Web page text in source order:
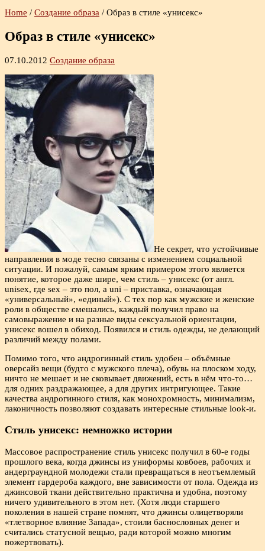
Home / Создание образа / Образ в стиле «унисекс»
Образ в стиле «унисекс»
07.10.2012 Создание образа
Не секрет, что устойчивые
направления в моде тесно связаны с изменением социальной
ситуации. И пожалуй, самым ярким примером этого является
понятие, которое даже шире, чем стиль – унисекс (от англ.
unisex, где sex – это пол, а uni – приставка, означающая
«универсальный», «единый»). С тех пор как мужские и женские
роли в обществе смешались, каждый получил право на
самовыражение и на разные виды сексуальной ориентации,
унисекс вошел в обиход. Появился и стиль одежды, не делающий
различий между полами.
Помимо того, что андрогинный стиль удобен – объёмные
оверсайз вещи (будто с мужского плеча), обувь на плоском ходу,
ничто не мешает и не сковывает движений, есть в нём что-то…
для одних раздражающее, а для других интригующее. Такие
качества андрогинного стиля, как монохромность, минимализм,
лаконичность позволяют создавать интересные стильные look-и.
Стиль унисекс: немножко истории
Массовое распространение стиль унисекс получил в 60-е годы
прошлого века, когда джинсы из униформы ковбоев, рабочих и
андерграундной молодежи стали превращаться в неотъемлемый
элемент гардероба каждого, вне зависимости от пола. Одежда из
джинсовой ткани действительно практична и удобна, поэтому
ничего удивительного в этом нет. (Хотя люди старшего
поколения в нашей стране помнят, что джинсы олицетворяли
«тлетворное влияние Запада», стоили баснословных денег и
считались статусной вещью, ради которой можно многим
пожертвовать).